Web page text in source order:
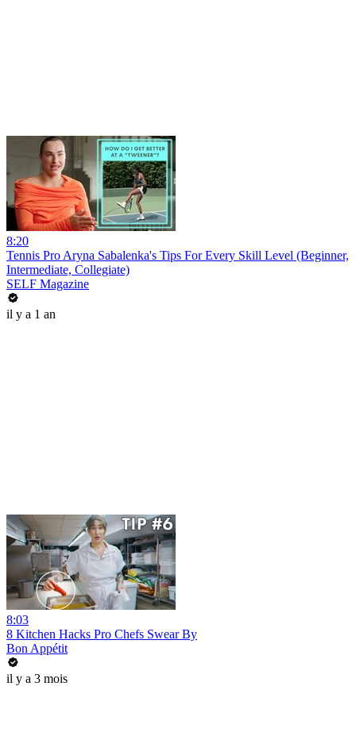
8:20
Tennis Pro Aryna Sabalenka's Tips For Every Skill Level (Beginner,
Intermediate, Collegiate)
SELF Magazine
il y a 1 an
8:03
8 Kitchen Hacks Pro Chefs Swear By
Bon Appétit
il y a 3 mois